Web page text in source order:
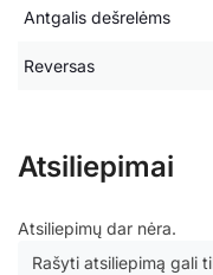
Antgalis dešrelėms
Reversas
Atsiliepimai
Atsiliepimų dar nėra.
Rašyti atsiliepimą gali